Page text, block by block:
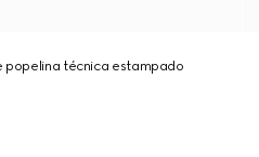
popelina técnica estampado